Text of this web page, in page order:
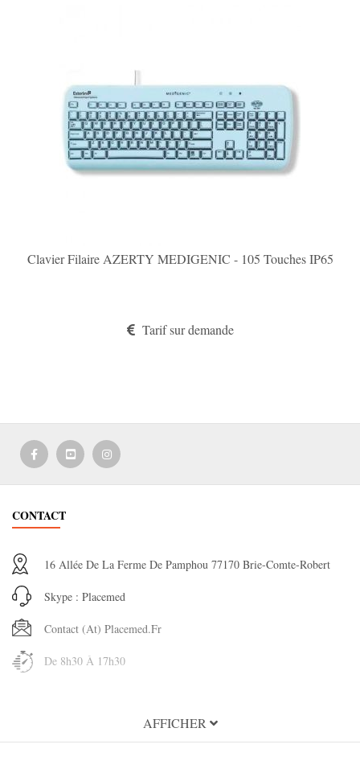
Clavier Filaire AZERTY MEDIGENIC - 105 Touches IP65
Tarif sur demande
CONTACT
16 Allée De La Ferme De Pamphou 77170 Brie-Comte-Robert
Skype : Placemed
Contact (at) Placemed.fr
De 8h30 À 17h30
AFFICHER